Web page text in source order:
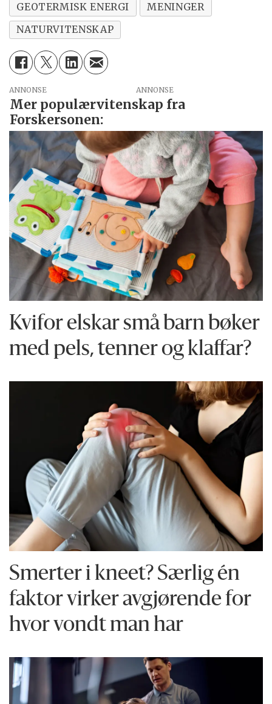
GEOTERMISK ENERGI
MENINGER
NATURVITENSKAP
ANNONSE
Mer populærvitenskap fra
Forskersonen:
Kvifor elskar små barn bøker
med pels, tenner og klaffar?
Smerter i kneet? Særlig én
faktor virker avgjørende for
hvor vondt man har